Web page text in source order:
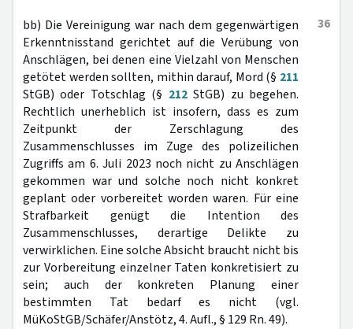
36
bb) Die Vereinigung war nach dem gegenwärtigen
Erkenntnisstand gerichtet auf die Verübung von
Anschlägen, bei denen eine Vielzahl von Menschen
getötet werden sollten, mithin darauf, Mord (§ 211
StGB) oder Totschlag (§ 212StGB) zu begehen.
Rechtlich unerheblich ist insofern, dass es zum
Zeitpunkt der Zerschlagung des
Zusammenschlusses im Zuge des polizeilichen
Zugriffs am 6. Juli 2023 noch nicht zu Anschlägen
gekommen war und solche noch nicht konkret
geplant oder vorbereitet worden waren. Für eine
Strafbarkeit genügt die Intention des
Zusammenschlusses, derartige Delikte zu
verwirklichen. Eine solche Absicht braucht nicht bis
zur Vorbereitung einzelner Taten konkretisiert zu
sein; auch der konkreten Planung einer
bestimmten Tat bedarf es nicht (vgl.
MüKoStGB/Schäfer/Anstötz, 4. Aufl., § 129 Rn. 49).